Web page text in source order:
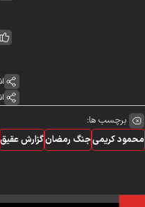
برچسب ها:
کریمیجنگ رمضانگزارش عقیق